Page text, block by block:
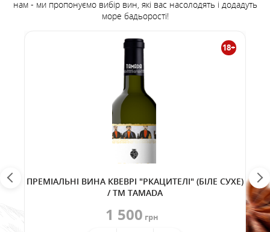
нам - ми пропонуємо вибір вин, які вас насолодять і додадуть
море бадьорості!
18+
ПРЕМІАЛЬНІ ВИНА КВЕВРІ "РКАЦИТЕЛІ" (БІЛЕ СУХЕ)
/ TM TAMADA
1 500 грн